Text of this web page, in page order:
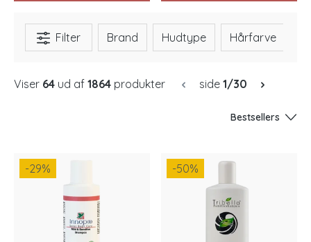
Filter Brand Hudtype Hårfarve
Viser 64 ud af 1864 produkter side 1/30
Bestsellers
-29% -50%